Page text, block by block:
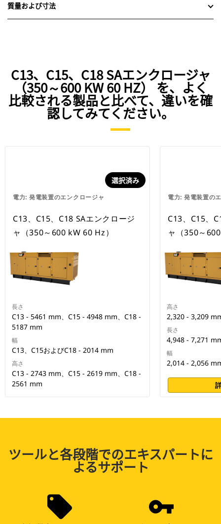
質量および寸法
C13、C15、C18 SAエンクロージャ
（350～600 KW 60 HZ） を、よく
比較される製品と比べて、違いを確
認してみてください。
電力: 発電装置のエンクロージャ
選択済み
C13、C15、C18 SAエンクロージ
ャ（350～600 kW 60 Hz）
長さ
C13 - 5461 mm、C15 - 4948 mm、C18 -
5187 mm
幅
C13、C15およびC18 - 2014 mm
高さ
C13 - 2743 mm、C15 - 2619 mm、C18 -
2561 mm
電力: 発電装置の
C13、C15、
ャ（350～
高さ
2,320 - 3,209
長さ
4,948 - 7,271
幅
2,014 - 2,056
ツールと各段階でのエキスパートに
よるサポート